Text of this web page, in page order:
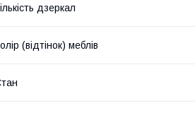
дзеркал
(відтінок) меблів